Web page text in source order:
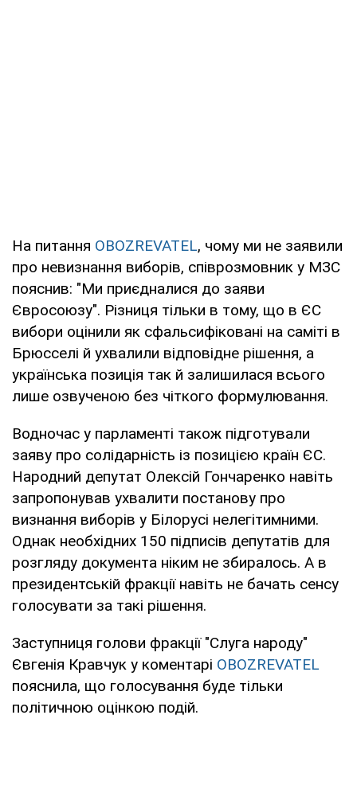
На питання OBOZREVATEL, чому ми не заявили
про невизнання виборів, співрозмовник у МЗС
пояснив: "Ми приєдналися до заяви
Євросоюзу". Різниця тільки в тому, що в ЄС
вибори оцінили як сфальсифіковані на саміті в
Брюсселі й ухвалили відповідне рішення, а
українська позиція так й залишилася всього
лише озвученою без чіткого формулювання.
Водночас у парламенті також підготували
заяву про солідарність із позицією країн ЄС.
Народний депутат Олексій Гончаренко навіть
запропонував ухвалити постанову про
визнання виборів у Білорусі нелегітимними.
Однак необхідних 150 підписів депутатів для
розгляду документа ніким не збиралось. А в
президентській фракції навіть не бачать сенсу
голосувати за такі рішення.
Заступниця голови фракції "Слуга народу"
Євгенія Кравчук у коментарі OBOZREVATEL
пояснила, що голосування буде тільки
політичною оцінкою подій.